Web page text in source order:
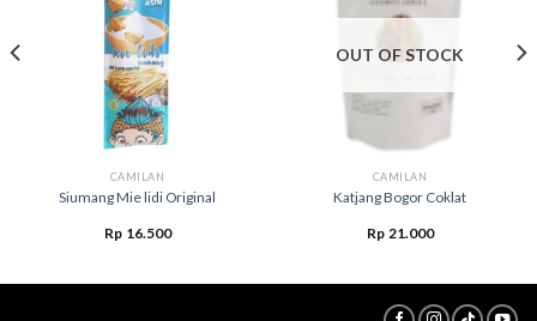
CAMILAN
Siumang Mie lidi Original
Rp 16.500
OUT OF STOCK
CAMILAN
Katjang Bogor Coklat
Rp 21.000